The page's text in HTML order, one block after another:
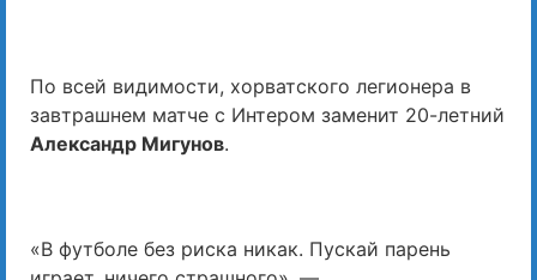
По всей видимости, хорватского легионера в
завтрашнем матче с Интером заменит 20-летний
Александр Мигунов.
«В футболе без риска никак. Пускай парень